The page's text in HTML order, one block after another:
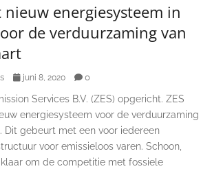
nieuw energiesysteem in
de verduurzaming van
juni 8, 2020 0
Services B.V. (ZES) opgericht. ZES
energiesysteem voor de verduurzaming
Dit gebeurt met een voor iedereen
voor emissieloos varen. Schoon,
om de competitie met fossiele